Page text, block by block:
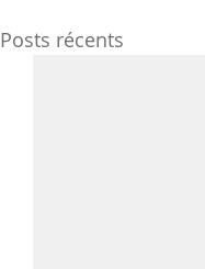
Posts récents